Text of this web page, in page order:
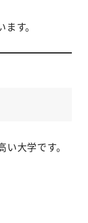
す。
大学です。